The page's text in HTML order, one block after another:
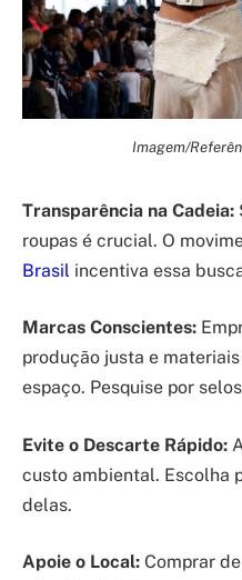
Imagem/
Transparência na Cadeia:
roupas é crucial. O
Brasil incentiva essa
Marcas Conscientes:
produção justa e
espaço. Pesquise por
Evite o Descarte Rápido:
custo ambiental. Escolha
delas.
Apoie o Local: Comprar